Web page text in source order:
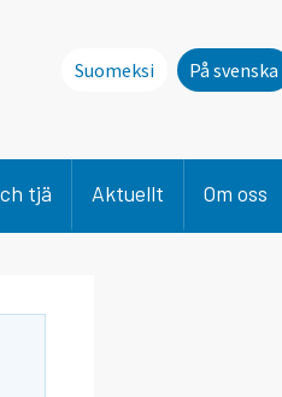
Suomeksi På svenska
tjä Aktuellt Om oss